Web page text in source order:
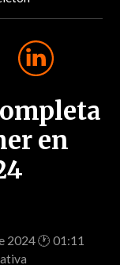
en
2024 🕐 01:11